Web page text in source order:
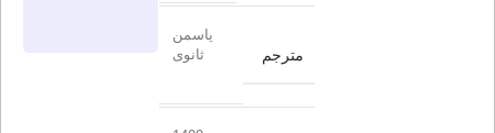
مترجم
یاسمن
ثانوی